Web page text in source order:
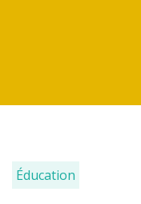
Éducation